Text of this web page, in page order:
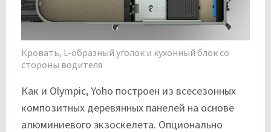
Кровать, L-образный уголок и кухонный блок со
стороны водителя
Как и Olympic, Yoho построен из всесезонных
композитных деревянных панелей на основе
алюминиевого экзоскелета. Опционально